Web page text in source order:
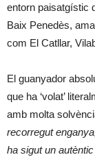
entorn paisatgístic
Baix Penedès,
com El Catllar,
El guanyador
que ha ‘volat’
amb molta
recorregut
ha sigut un